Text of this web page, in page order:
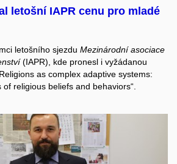
letošní IAPR cenu pro mladé
letošního sjezdu Mezinárodní asociace
(IAPR), kde pronesl i vyžádanou
as complex adaptive systems:
religious beliefs and behaviors“.